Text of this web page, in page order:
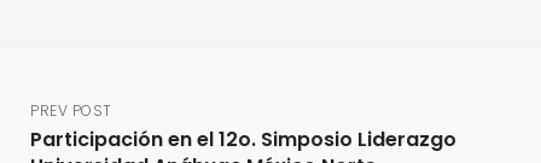
PREV POST
Participación en el 12o. Simposio Liderazgo